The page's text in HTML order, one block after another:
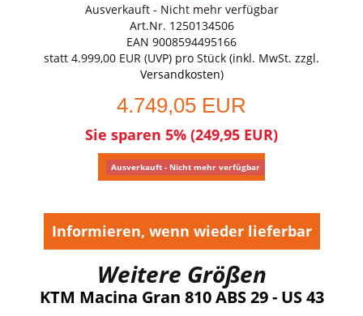
Ausverkauft - Nicht mehr verfügbar
Art.Nr. 1250134506
EAN 9008594495166
statt 4.999,00 EUR (UVP) pro Stück (inkl. MwSt. zzgl.
Versandkosten)
4.749,05 EUR
Sie sparen 5% (249,95 EUR)
Ausverkauft - Nicht mehr verfügbar
Informieren, wenn wieder lieferbar
Weitere Größen
KTM Macina Gran 810 ABS 29 - US 43